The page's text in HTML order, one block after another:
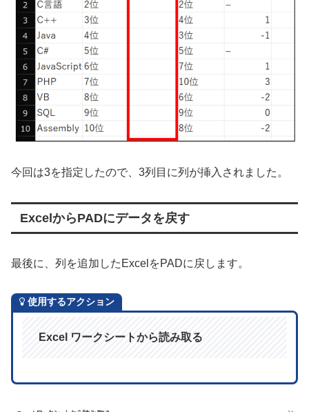
今回は3を指定したので、3列目に列が挿入されました。
ExcelからPADにデータを戻す
最後に、列を追加したExcelをPADに戻します。
使用するアクション
Excel ワークシートから読み取る